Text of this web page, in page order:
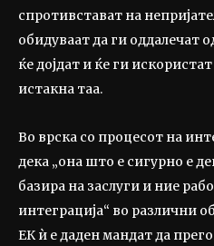
спротивстават на
обидуваат да ги оддалечат
ќе дојдат и ќе ги
истакна таа.
Во врска со процесот на
дека „она што е сигурно е
базира на заслуги и ние
интеграција“ во различни
ЕК ѝ е даден мандат да